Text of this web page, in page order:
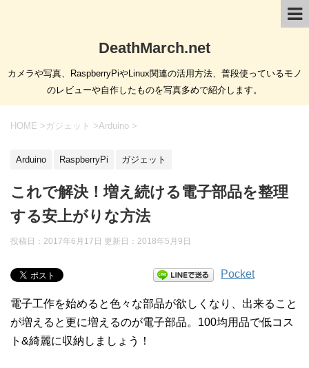
DeathMarch.net
カメラや写真、RaspberryPiやLinux関連の活用方法、普段使っているモノ
のレビューや自作したものを写真多めで紹介します。
HOME > ガジェット >Arduino >
Arduino RaspberryPi ガジェット
これで解決！増え続ける電子部品を整理
する安上がりな方法
投稿日：2017年6月17日 更新日： 2018年5月9日
Pocket
電子工作を始めると色々な部品が欲しくなり、出来ること
が増えると更に増えるのが電子部品。100均用品で低コス
ト&綺麗に収納しましょう！